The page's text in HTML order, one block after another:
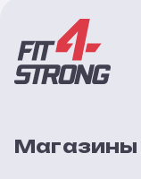
Магазины